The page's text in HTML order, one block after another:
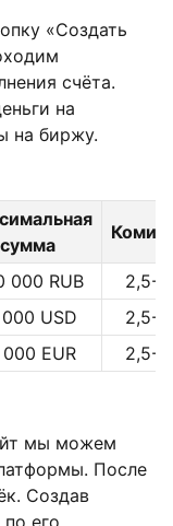
«Создать
счёта.
на
на биржу.
сумма
000 RUB
2,5-
000 USD
2,5-
000 EUR 2,5-
мы можем
После
Создав
его